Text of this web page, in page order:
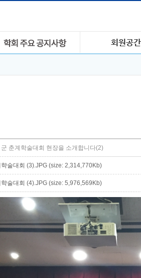
춘계학술대회 현장을 소개합니다(2)
술대회 (3).JPG (size: 2,314,770Kb)
술대회 (4).JPG (size: 5,976,569Kb)